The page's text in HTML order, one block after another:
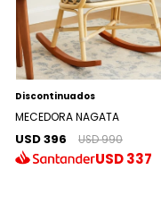
Discontinuados
MECEDORA NAGATA
USD 396 USD 990
USD337